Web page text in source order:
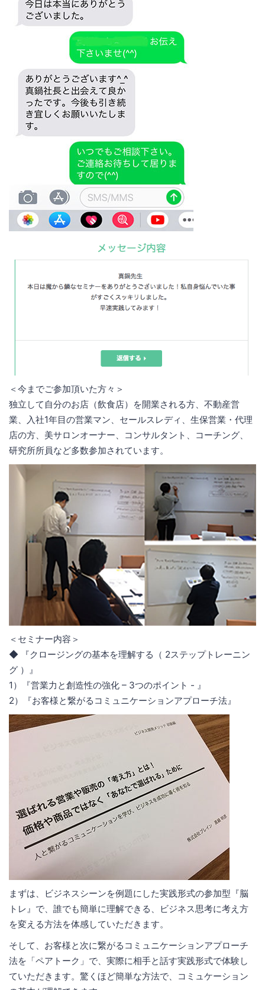
＜今までご参加頂いた方々＞
独立して自分のお店（飲食店）を開業される方、不動産営
業、入社1年目の営業マン、セールスレディ、生保営業・代理
店の方、美サロンオーナー、コンサルタント、コーチング、
研究所所員など多数参加されています。
＜セミナー内容＞
◆ 『クロージングの基本を理解する（ 2ステップトレーニン
グ ）』
1）『営業力と創造性の強化 – 3つのポイント - 』
2）『お客様と繋がるコミュニケーションアプローチ法』
まずは、ビジネスシーンを例題にした実践形式の参加型『脳
トレ』で、誰でも簡単に理解できる、ビジネス思考に考え方
を変える方法を体感していただきます。
そして、お客様と次に繋がるコミュニケーションアプローチ
法を「ペアトーク」で、実際に相手と話す実践形式で体験し
ていただきます。驚くほど簡単な方法で、コミュケーション